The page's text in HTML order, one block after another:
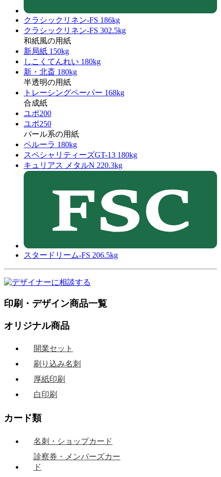
クラシックリネン-FS 186kg
クラシックリネン-FS 302.5kg
和紙風の用紙
新局紙 150kg
しこくてんれい 180kg
新・北斎 180kg
半透明の用紙
トレーシングペーパー 168kg
合成紙
ユポ200
ユポ250
パール系の用紙
ペルーラ 180kg
スペシャリティーズGT-13 180kg
キュリアス メタルN 220.3kg
スタードリーム-FS 206.5kg
印刷・デザイン商品一覧
オリジナル商品
開業セット
刷り込み名刺
厚紙印刷
白印刷
カード類
名刺・ショップカード
診察券・メンバーズカー
ド